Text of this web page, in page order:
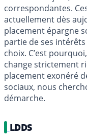
correspondantes.
actuellement dès
placement épargne
partie de ses
choix. C’est
change strictement
placement exonéré
sociaux, nous
démarche.
LDDS